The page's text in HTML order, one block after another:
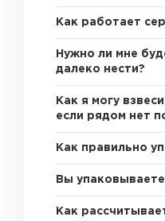
Как работает
Нужно ли мне
далеко нести?
Как я могу
если рядом нет
Как правильно
Вы
Как